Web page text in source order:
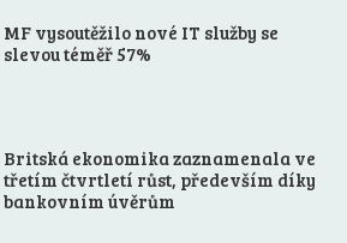
MF vysoutěžilo nové IT služby se
slevou téměř 57%
Britská ekonomika zaznamenala ve
třetím čtvrtletí růst, především díky
bankovním úvěrům